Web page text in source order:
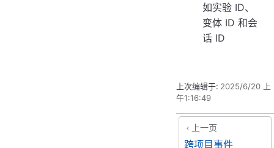
如实验 ID、
变体 ID 和会
话 ID
上次编辑于: 2025/6/20 上
午1:16:49
上一页
跨项目事件